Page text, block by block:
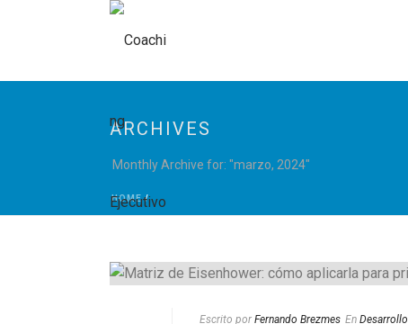
ARCHIVES
Monthly Archive for: "marzo, 2024"
HOME/
Escrito por Fernando Brezmes En